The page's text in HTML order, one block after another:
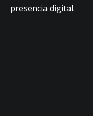
presencia digital.